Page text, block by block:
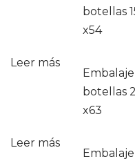
botellas
x54
Leer más
botellas
x63
Leer más